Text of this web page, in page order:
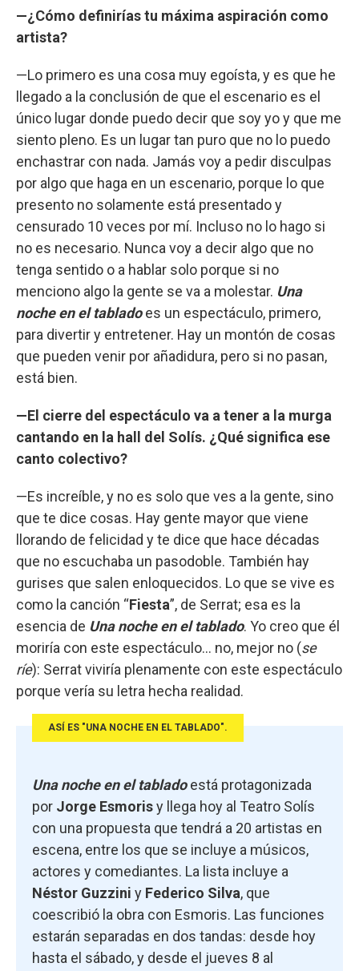
—¿Cómo definirías tu máxima aspiración como
artista?
—Lo primero es una cosa muy egoísta, y es que he
llegado a la conclusión de que el escenario es el
único lugar donde puedo decir que soy yo y que me
siento pleno. Es un lugar tan puro que no lo puedo
enchastrar con nada. Jamás voy a pedir disculpas
por algo que haga en un escenario, porque lo que
presento no solamente está presentado y
censurado 10 veces por mí. Incluso no lo hago si
no es necesario. Nunca voy a decir algo que no
tenga sentido o a hablar solo porque si no
menciono algo la gente se va a molestar. Una
noche en el tabladoes un espectáculo, primero,
para divertir y entretener. Hay un montón de cosas
que pueden venir por añadidura, pero si no pasan,
está bien.
—El cierre del espectáculo va a tener a la murga
cantando en la hall del Solís. ¿Qué significa ese
canto colectivo?
—Es increíble, y no es solo que ves a la gente, sino
que te dice cosas. Hay gente mayor que viene
llorando de felicidad y te dice que hace décadas
que no escuchaba un pasodoble. También hay
gurises que salen enloquecidos. Lo que se vive es
como la canción “Fiesta”, de Serrat; esa es la
esencia de Una noche en el tablado. Yo creo que él
moriría con este espectáculo... no, mejor no (se
ríe): Serrat viviría plenamente con este espectáculo
porque vería su letra hecha realidad.
ASÍ ES "UNA NOCHE EN EL TABLADO".
Una noche en el tabladoestá protagonizada
por Jorge Esmorisy llega hoy al Teatro Solís
con una propuesta que tendrá a 20 artistas en
escena, entre los que se incluye a músicos,
actores y comediantes. La lista incluye a
Néstor Guzzini y Federico Silva, que
coescribió la obra con Esmoris. Las funciones
estarán separadas en dos tandas: desde hoy
hasta el sábado, y desde el jueves 8 al